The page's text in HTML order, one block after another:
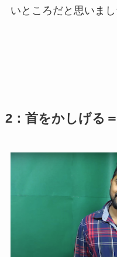
いところだと思いまし
2：首をかしげる＝